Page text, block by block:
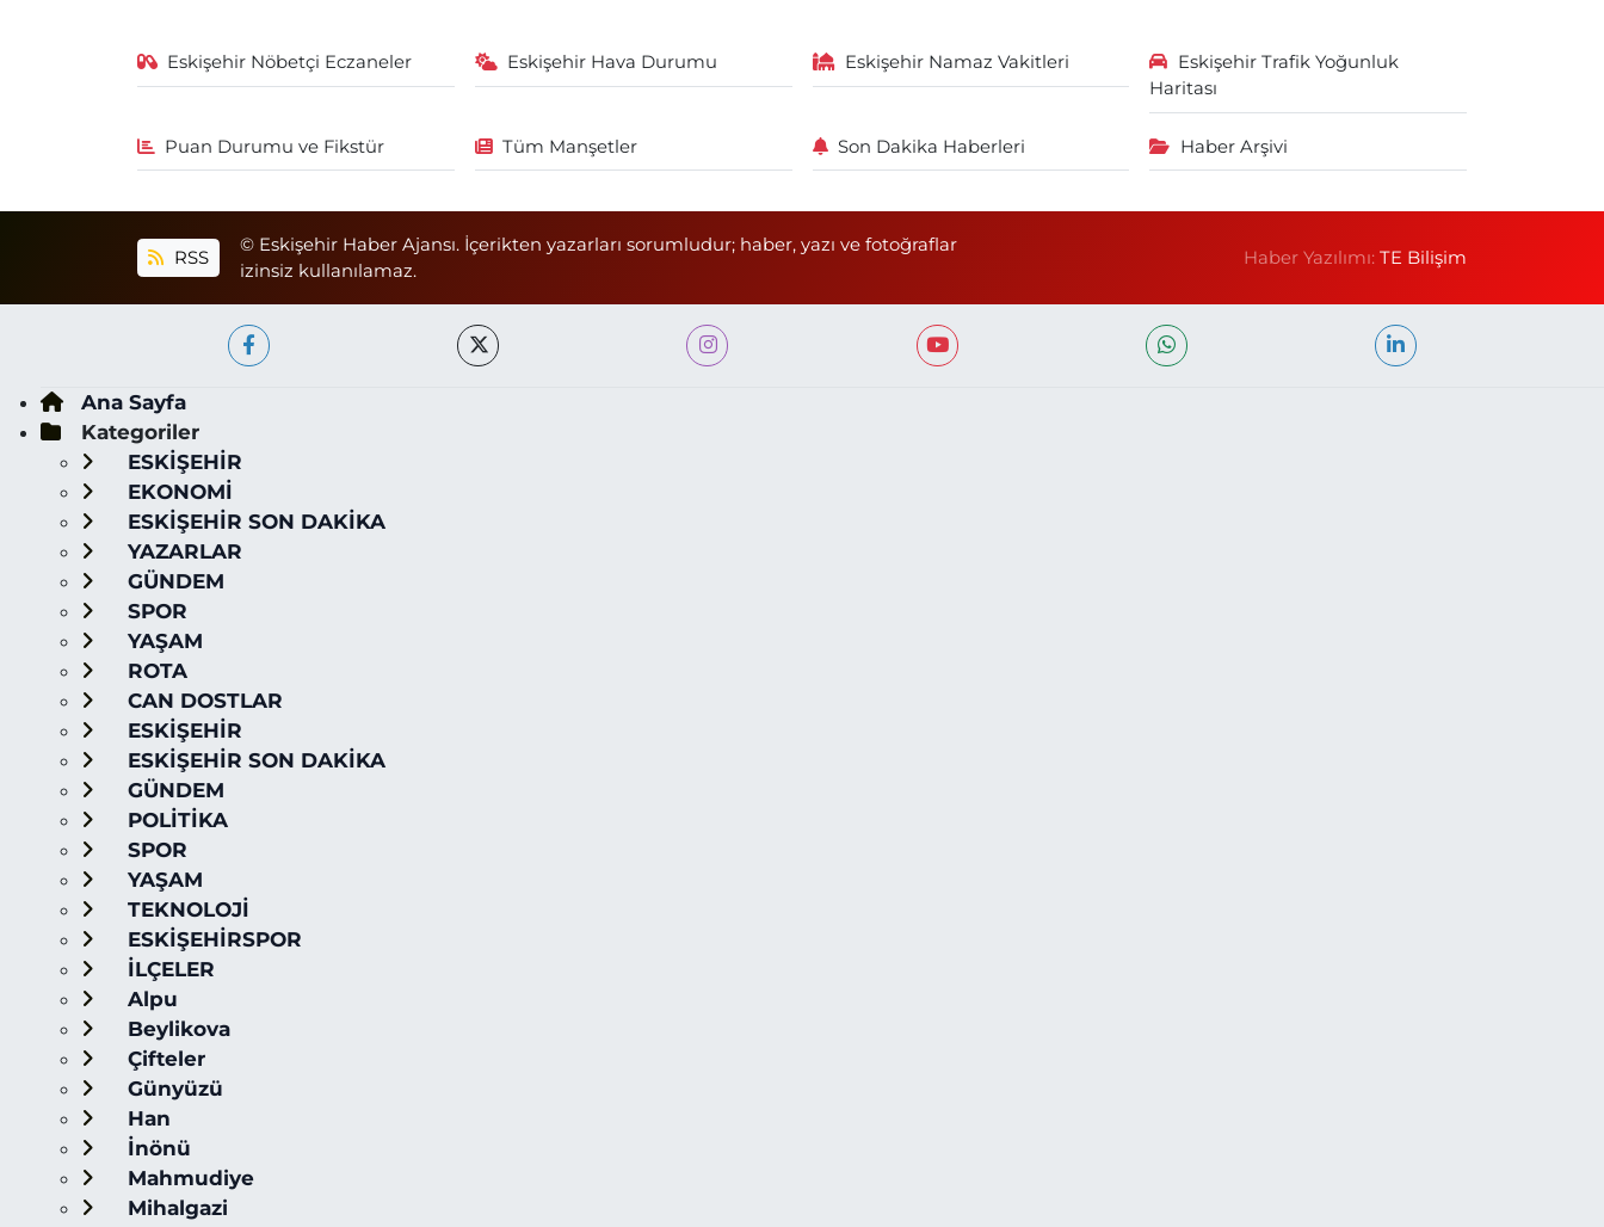
Eskişehir Nöbetçi Eczaneler Eskişehir Hava Durumu Eskişehir Namaz Vakitleri
Eskişehir Trafik Yoğunluk
Haritası
Puan Durumu ve Fikstür Tüm Manşetler Son Dakika Haberleri Haber Arşivi
RSS
© Eskişehir Haber Ajansı. İçerikten yazarları sorumludur; haber, yazı ve fotoğraflar
izinsiz kullanılamaz.
Haber Yazılımı:TE Bilişim
Ana Sayfa
Kategoriler
ESKİŞEHİR
EKONOMİ
ESKİŞEHİR SON DAKİKA
YAZARLAR
GÜNDEM
SPOR
YAŞAM
ROTA
CAN DOSTLAR
ESKİŞEHİR
ESKİŞEHİR SON DAKİKA
GÜNDEM
POLİTİKA
SPOR
YAŞAM
TEKNOLOJİ
ESKİŞEHİRSPOR
İLÇELER
Alpu
Beylikova
Çifteler
Günyüzü
Han
İnönü
Mahmudiye
Mihalgazi